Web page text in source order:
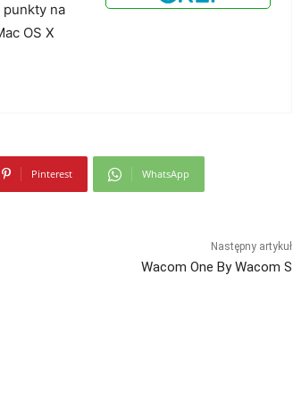
na
OS X
Pinterest WhatsApp
Następny artykuł
Wacom One By Wacom S